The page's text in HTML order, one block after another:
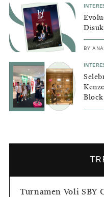
BY
Turnamen Voli SBY